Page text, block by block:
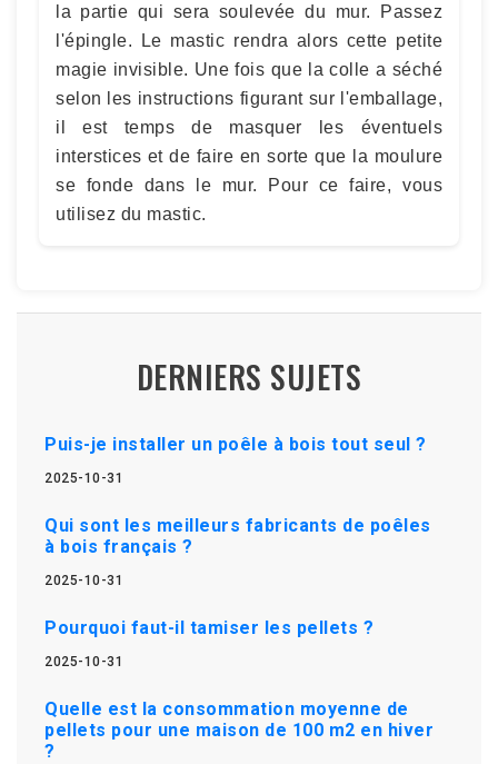
la partie qui sera soulevée du mur. Passez
l'épingle. Le mastic rendra alors cette petite
magie invisible. Une fois que la colle a séché
selon les instructions figurant sur l'emballage,
il est temps de masquer les éventuels
interstices et de faire en sorte que la moulure
se fonde dans le mur. Pour ce faire, vous
utilisez du mastic.
DERNIERS SUJETS
Puis-je installer un poêle à bois tout seul ?
2025-10-31
Qui sont les meilleurs fabricants de poêles
à bois français ?
2025-10-31
Pourquoi faut-il tamiser les pellets ?
2025-10-31
Quelle est la consommation moyenne de
pellets pour une maison de 100 m2 en hiver
?